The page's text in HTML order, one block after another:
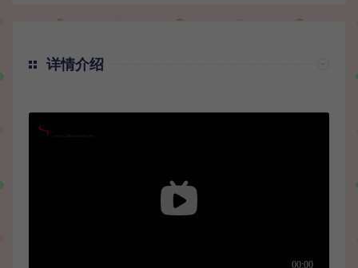
详情介绍